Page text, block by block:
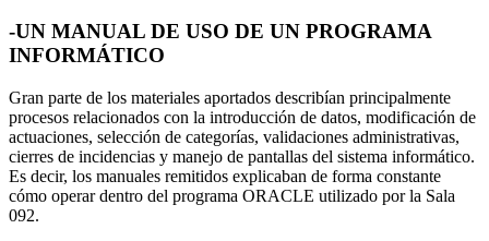
-UN MANUAL DE USO DE UN PROGRAMA
INFORMÁTICO
Gran parte de los materiales aportados describían principalmente
procesos relacionados con la introducción de datos, modificación de
actuaciones, selección de categorías, validaciones administrativas,
cierres de incidencias y manejo de pantallas del sistema informático.
Es decir, los manuales remitidos explicaban de forma constante
cómo operar dentro del programa ORACLE utilizado por la Sala
092.